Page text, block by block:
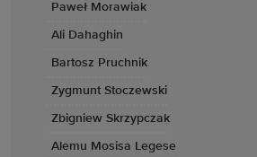
Paweł Morawiak
Ali Dahaghin
Bartosz Pruchnik
Zygmunt Stoczewski
Zbigniew Skrzypczak
Alemu Mosisa Legese